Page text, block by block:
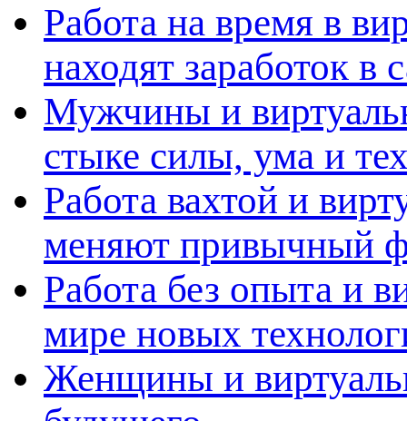
Работа на время в
находят заработок
Мужчины и
стыке силы, ума и
Работа вахтой и
меняют привычный
Работа без опыта и
мире новых
Женщины и